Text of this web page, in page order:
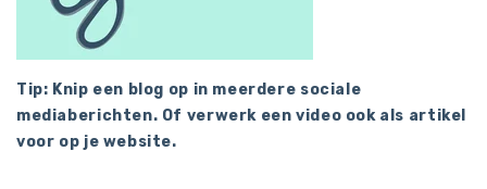
Tip: Knip een blog op in meerdere sociale
mediaberichten. Of verwerk een video ook als artikel
voor op je website.